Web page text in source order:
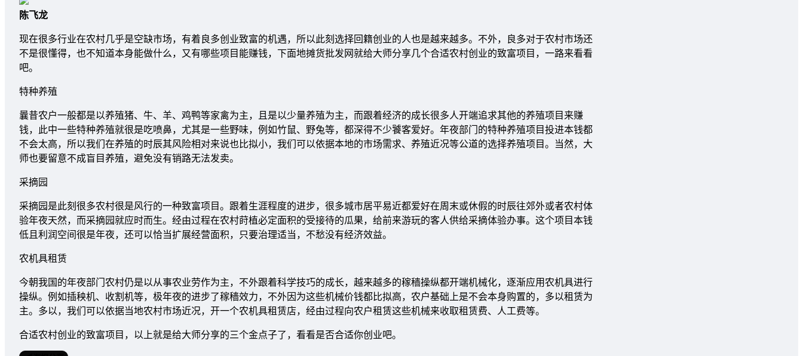
陈飞龙
现在很多行业在农村几乎是空缺市场，有着良多创业致富的机遇，所以此刻选择回籍创业的人也是越来越多。不外，良多对于农村市场还
不是很懂得，也不知道本身能做什么，又有哪些项目能赚钱，下面地摊货批发网就给大师分享几个合适农村创业的致富项目，一路来看看
吧。
特种养殖
曩昔农户一般都是以养殖猪、牛、羊、鸡鸭等家禽为主，且是以少量养殖为主，而跟着经济的成长很多人开端追求其他的养殖项目来赚
钱，此中一些特种养殖就很是吃喷鼻，尤其是一些野味，例如竹鼠、野兔等，都深得不少饕客爱好。年夜部门的特种养殖项目投进本钱都
不会太高，所以我们在养殖的时辰其风险相对来说也比拟小，我们可以依据本地的市场需求、养殖近况等公道的选择养殖项目。当然，大
师也要留意不成盲目养殖，避免没有销路无法发卖。
采摘园
采摘园是此刻很多农村很是风行的一种致富项目。跟着生涯程度的进步，很多城市居平易近都爱好在周末或休假的时辰往郊外或者农村体
验年夜天然，而采摘园就应时而生。经由过程在农村莳植必定面积的受接待的瓜果，给前来游玩的客人供给采摘体验办事。这个项目本钱
低且利润空间很是年夜，还可以恰当扩展经营面积，只要治理适当，不愁没有经济效益。
农机具租赁
今朝我国的年夜部门农村仍是以从事农业劳作为主，不外跟着科学技巧的成长，越来越多的稼穑操纵都开端机械化，逐渐应用农机具进行
操纵。例如插秧机、收割机等，极年夜的进步了稼穑效力，不外因为这些机械价钱都比拟高，农户基础上是不会本身购置的，多以租赁为
主。多以，我们可以依据当地农村市场近况，开一个农机具租赁店，经由过程向农户租赁这些机械来收取租赁费、人工费等。
合适农村创业的致富项目，以上就是给大师分享的三个金点子了，看看是否合适你创业吧。